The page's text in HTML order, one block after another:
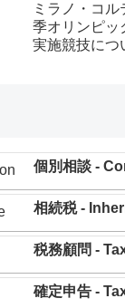
ミラノ・コ
季オリンピッ
実施競技につ
個別相談 -
相続税 -
税務顧問 -
確定申告 -